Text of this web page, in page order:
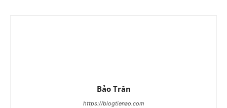
Bảo Trân
https://blogtienao.com